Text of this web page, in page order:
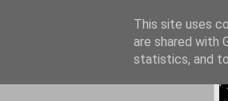
This site uses
are shared with
statistics, and